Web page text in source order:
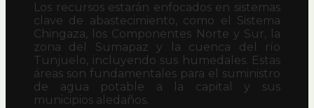
Los recursos estarán enfocados en sistemas
clave de abastecimiento, como el Sistema
Chingaza, los Componentes Norte y Sur, la
zona del Sumapaz y la cuenca del río
Tunjuelo, incluyendo sus humedales. Estas
áreas son fundamentales para el suministro
de agua potable a la capital y sus
municipios aledaños.